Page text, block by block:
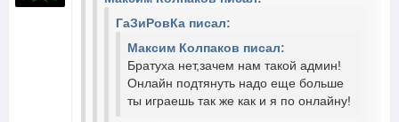
ГаЗиРовКа писал:
Максим Колпаков писал:
Братуха нет,зачем нам такой админ!
Онлайн подтянуть надо еще больше
ты играешь так же как и я по онлайну!